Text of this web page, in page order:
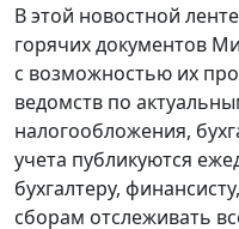
В этой новостной
горячих документов
с возможностью их
ведомств по
налогообложения,
учета публикуются
бухгалтеру,
сборам отслеживать